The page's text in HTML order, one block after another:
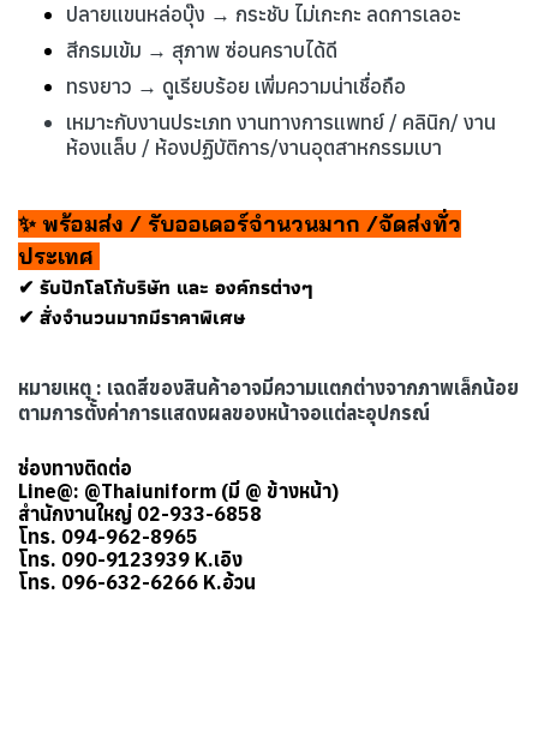
ปลายแขนหล่อบุ๊ง → กระชับ ไม่เกะกะ ลดการเลอะ
สีกรมเข้ม → สุภาพ ซ่อนคราบได้ดี
ทรงยาว → ดูเรียบร้อย เพิ่มความน่าเชื่อถือ
เหมาะกับงานประเภท งานทางการแพทย์ / คลินิก/ งาน
ห้องแล็บ / ห้องปฏิบัติการ/งานอุตสาหกรรมเบา
✨ พร้อมส่ง / รับออเดอร์จำนวนมาก /จัดส่งทั่ว
ประเทศ
✔ รับปักโลโก้บริษัท และ องค์กรต่างๆ
✔ สั่งจำนวนมากมีราคาพิเศษ
หมายเหตุ : เฉดสีของสินค้าอาจมีความแตกต่างจากภาพเล็กน้อย
ตามการตั้งค่าการแสดงผลของหน้าจอแต่ละอุปกรณ์
ช่องทางติดต่อ
Line@: @Thaiuniform (มี @ ข้างหน้า)
สำนักงานใหญ่ 02-933-6858
โทร. 094-962-8965
โทร. 090-9123939 K.เอิง
โทร. 096-632-6266 K.อ้วน